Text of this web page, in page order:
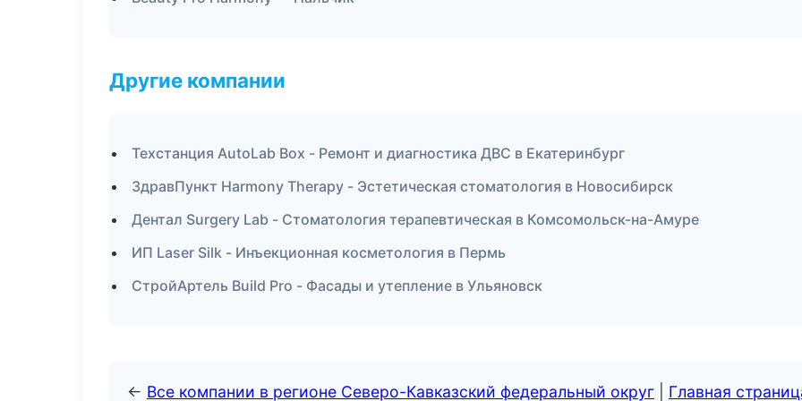
Другие компании
Техстанция AutoLab Box - Ремонт и диагностика ДВС в Екатеринбург
ЗдравПункт Harmony Therapy - Эстетическая стоматология в Новосибирск
Дентал Surgery Lab - Стоматология терапевтическая в Комсомольск-на-Амуре
ИП Laser Silk - Инъекционная косметология в Пермь
СтройАртель Build Pro - Фасады и утепление в Ульяновск
← Все компании в регионе Северо-Кавказский федеральный округ Главная